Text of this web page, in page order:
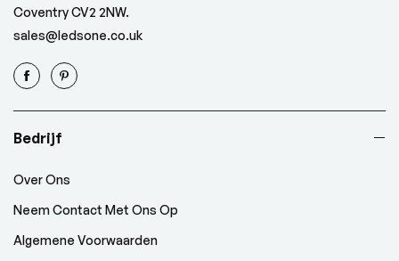
Coventry CV2 2NW.
sales@ledsone.co.uk
Bedrijf
Over Ons
Neem Contact Met Ons Op
Algemene Voorwaarden